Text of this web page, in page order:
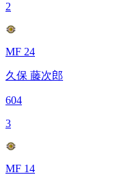
2
MF 24
久保 藤次郎
604
3
MF 14